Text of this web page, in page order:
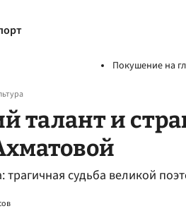
Покушение на
талант и
трагичная судьба великой